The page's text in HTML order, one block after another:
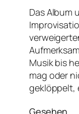
Das Album
Musik bis
mag oder
geklöppelt,
Gesehen